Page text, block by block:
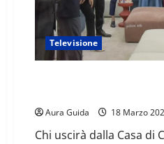
Televisione
Aura Guida 18 Marzo
Chi uscirà dalla Casa di